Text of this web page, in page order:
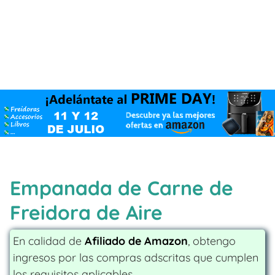
Empanada de Carne de
Freidora de Aire
En calidad de Afiliado de Amazon, obtengo
ingresos por las compras adscritas que cumplen